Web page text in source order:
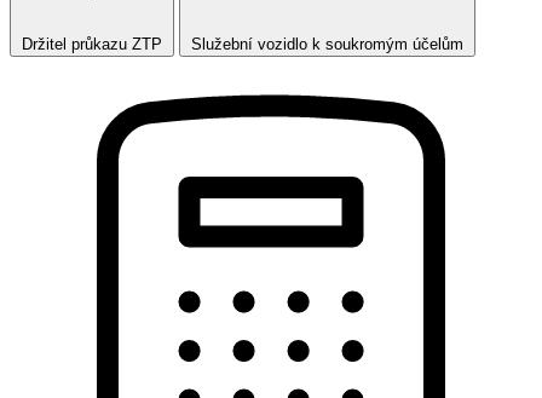
Držitel průkazu ZTP Služební vozidlo k soukromým účelům